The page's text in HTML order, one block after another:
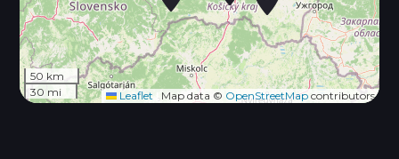
50 km
30 mi
Leaflet Map data © OpenStreetMapcontributors